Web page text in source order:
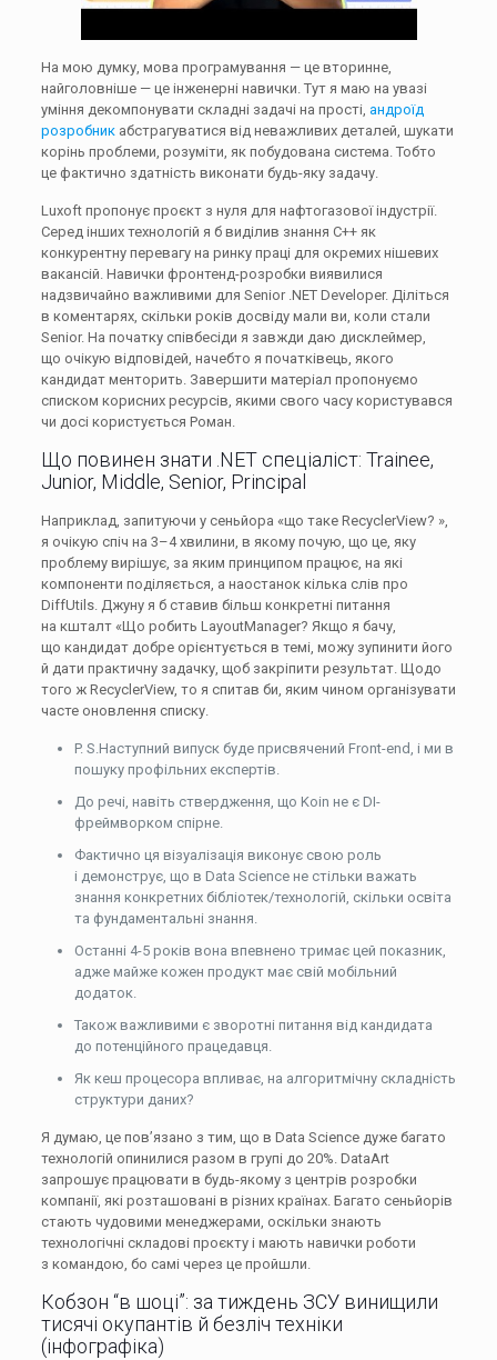
На мою думку, мова програмування — це вторинне,
найголовніше — це інженерні навички. Тут я маю на увазі
уміння декомпонувати складні задачі на прості, андроїд
розробникабстрагуватися від неважливих деталей, шукати
корінь проблеми, розуміти, як побудована система. Тобто
це фактично здатність виконати будь-яку задачу.
Luxoft пропонує проєкт з нуля для нафтогазової індустрії.
Серед інших технологій я б виділив знання C++ як
конкурентну перевагу на ринку праці для окремих нішевих
вакансій. Навички фронтенд-розробки виявилися
надзвичайно важливими для Senior .NET Developer. Діліться
в коментарях, скільки років досвіду мали ви, коли стали
Senior. На початку співбесіди я завжди даю дисклеймер,
що очікую відповідей, начебто я початківець, якого
кандидат менторить. Завершити матеріал пропонуємо
списком корисних ресурсів, якими свого часу користувався
чи досі користується Роман.
Що повинен знати .NET спеціаліст: Trainee,
Junior, Middle, Senior, Principal
Наприклад, запитуючи у сеньйора «що таке RecyclerView? »,
я очікую спіч на 3–4 хвилини, в якому почую, що це, яку
проблему вирішує, за яким принципом працює, на які
компоненти поділяється, а наостанок кілька слів про
DiffUtils. Джуну я б ставив більш конкретні питання
на кшталт «Що робить LayoutManager? Якщо я бачу,
що кандидат добре орієнтується в темі, можу зупинити його
й дати практичну задачку, щоб закріпити результат. Щодо
того ж RecyclerView, то я спитав би, яким чином організувати
часте оновлення списку.
P. S.Наступний випуск буде присвячений Front-end, і ми в
пошуку профільних експертів.
До речі, навіть ствердження, що Koin не є DI-
фреймворком спірне.
Фактично ця візуалізація виконує свою роль
і демонструє, що в Data Science не стільки важать
знання конкретних бібліотек/технологій, скільки освіта
та фундаментальні знання.
Останні 4-5 років вона впевнено тримає цей показник,
адже майже кожен продукт має свій мобільний
додаток.
Також важливими є зворотні питання від кандидата
до потенційного працедавця.
Як кеш процесора впливає, на алгоритмічну складність
структури даних?
Я думаю, це пов’язано з тим, що в Data Science дуже багато
технологій опинилися разом в групі до 20%. DataArt
запрошує працювати в будь-якому з центрів розробки
компанії, які розташовані в різних країнах. Багато сеньйорів
стають чудовими менеджерами, оскільки знають
технологічні складові проєкту і мають навички роботи
з командою, бо самі через це пройшли.
Кобзон “в шоці”: за тиждень ЗСУ винищили
тисячі окупантів й безліч техніки
(інфографіка)